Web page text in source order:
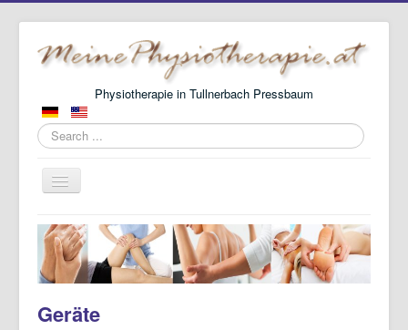
Physiotherapie in Tullnerbach Pressbaum
Search
...
Toggle
Home
About Me
News
Contact
Geräte